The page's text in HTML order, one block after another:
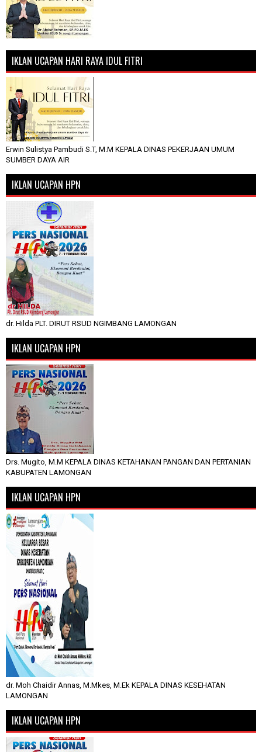
IKLAN UCAPAN HARI RAYA IDUL FITRI
Erwin Sulistya Pambudi S.T, M.M KEPALA DINAS PEKERJAAN UMUM
SUMBER DAYA AIR
IKLAN UCAPAN HPN
dr. Hilda PLT. DIRUT RSUD NGIMBANG LAMONGAN
IKLAN UCAPAN HPN
Drs. Mugito, M.M KEPALA DINAS KETAHANAN PANGAN DAN PERTANIAN
KABUPATEN LAMONGAN
IKLAN UCAPAN HPN
dr. Moh Chaidir Annas, M.Mkes, M.Ek KEPALA DINAS KESEHATAN
LAMONGAN
IKLAN UCAPAN HPN